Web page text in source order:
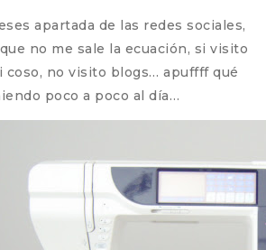
apartada de las redes sociales,
no me sale la ecuación, si visito
coso, no visito blogs… apuffff qué
poco a poco al día…